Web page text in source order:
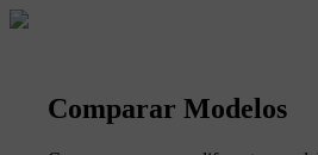
Comparar Modelos